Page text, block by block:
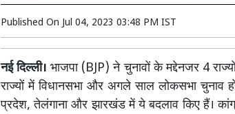
Published On Jul 04, 2023 03:48 PM IST
नई दिल्ली। भाजपा (BJP) ने चुनावों के मद्देनजर 4
राज्यों में विधानसभा और अगले साल लोकसभा चुनाव
प्रदेश, तेलंगाना और झारखंड में ये बदलाव किए हैं।